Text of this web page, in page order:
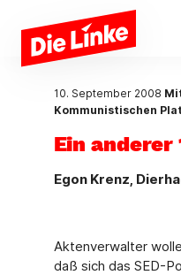
Zum Hauptinhalt springen
10. September 2008
Kommunistischen
Ein anderer
Egon Krenz,
Aktenverwalter
daß sich das SED-